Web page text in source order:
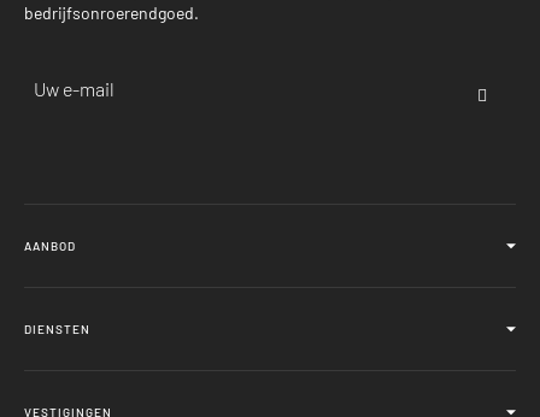
bedrijfsonroerendgoed.
adres
AANBOD
Secret objects
Huuraanbod
DIENSTEN
VESTIGINGEN